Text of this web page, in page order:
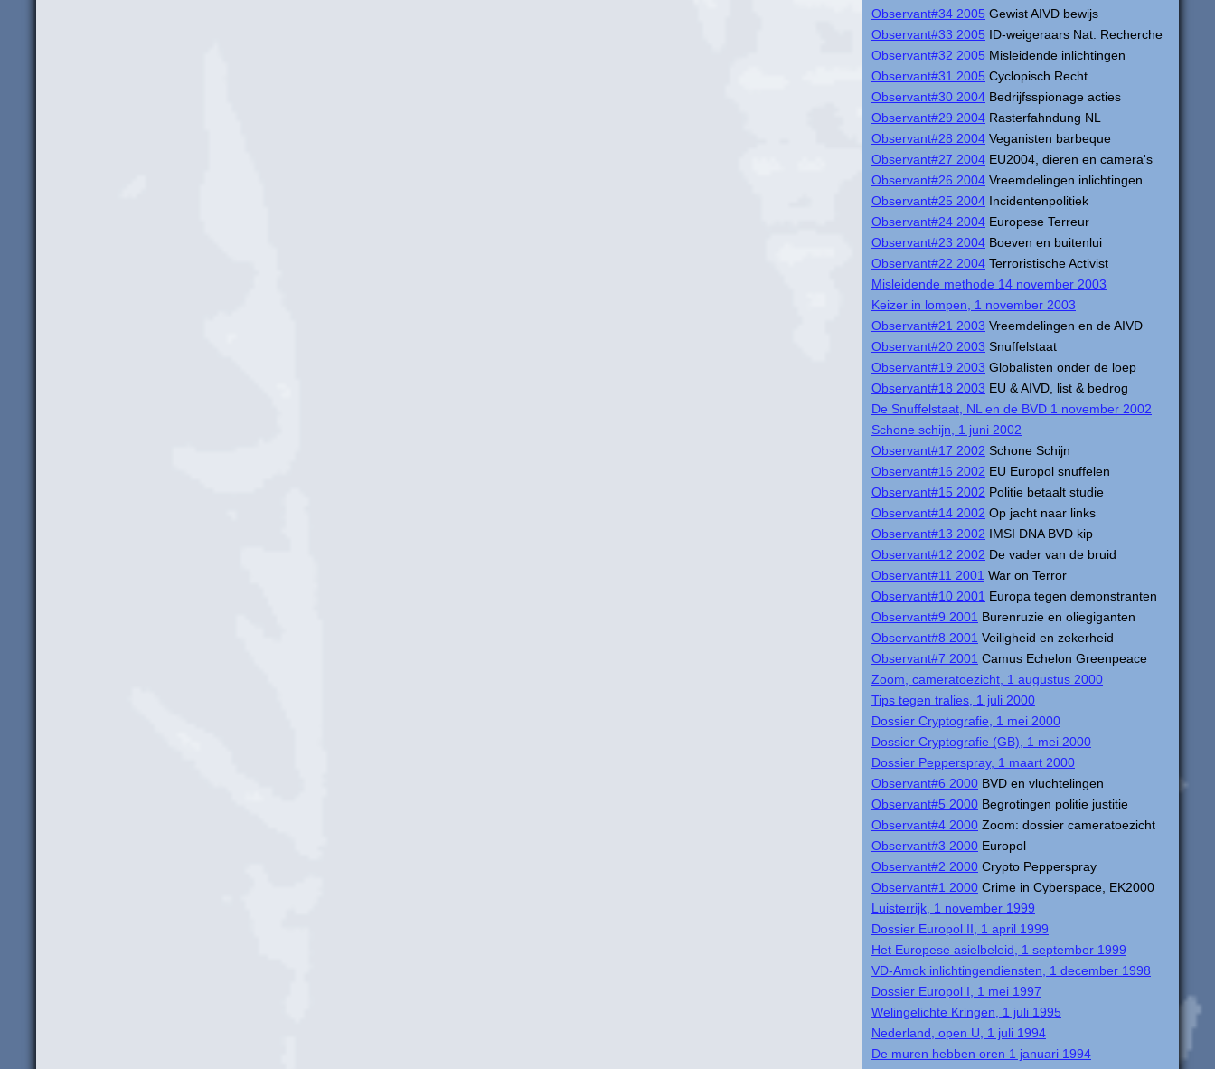
Observant#34 2005 Gewist AIVD bewijs
Observant#33 2005 ID-weigeraars Nat. Recherche
Observant#32 2005 Misleidende inlichtingen
Observant#31 2005 Cyclopisch Recht
Observant#30 2004 Bedrijfsspionage acties
Observant#29 2004 Rasterfahndung NL
Observant#28 2004 Veganisten barbeque
Observant#27 2004 EU2004, dieren en camera's
Observant#26 2004 Vreemdelingen inlichtingen
Observant#25 2004 Incidentenpolitiek
Observant#24 2004 Europese Terreur
Observant#23 2004 Boeven en buitenlui
Observant#22 2004 Terroristische Activist
Misleidende methode 14 november 2003
Keizer in lompen, 1 november 2003
Observant#21 2003 Vreemdelingen en de AIVD
Observant#20 2003 Snuffelstaat
Observant#19 2003 Globalisten onder de loep
Observant#18 2003 EU & AIVD, list & bedrog
De Snuffelstaat, NL en de BVD 1 november 2002
Schone schijn, 1 juni 2002
Observant#17 2002 Schone Schijn
Observant#16 2002 EU Europol snuffelen
Observant#15 2002 Politie betaalt studie
Observant#14 2002 Op jacht naar links
Observant#13 2002 IMSI DNA BVD kip
Observant#12 2002 De vader van de bruid
Observant#11 2001 War on Terror
Observant#10 2001 Europa tegen demonstranten
Observant#9 2001 Burenruzie en oliegiganten
Observant#8 2001 Veiligheid en zekerheid
Observant#7 2001 Camus Echelon Greenpeace
Zoom, cameratoezicht, 1 augustus 2000
Tips tegen tralies, 1 juli 2000
Dossier Cryptografie, 1 mei 2000
Dossier Cryptografie (GB), 1 mei 2000
Dossier Pepperspray, 1 maart 2000
Observant#6 2000 BVD en vluchtelingen
Observant#5 2000 Begrotingen politie justitie
Observant#4 2000 Zoom: dossier cameratoezicht
Observant#3 2000 Europol
Observant#2 2000 Crypto Pepperspray
Observant#1 2000 Crime in Cyberspace, EK2000
Luisterrijk, 1 november 1999
Dossier Europol II, 1 april 1999
Het Europese asielbeleid, 1 september 1999
VD-Amok inlichtingendiensten, 1 december 1998
Dossier Europol I, 1 mei 1997
Welingelichte Kringen, 1 juli 1995
Nederland, open U, 1 juli 1994
De muren hebben oren 1 januari 1994